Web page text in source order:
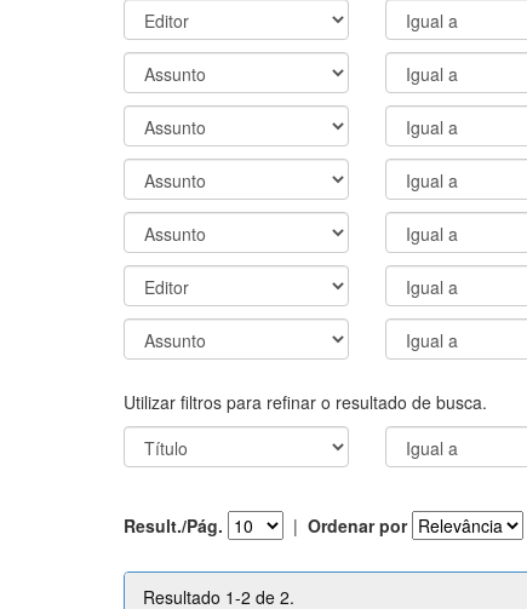
Utilizar filtros para refinar o resultado de busca.
Result./Pág. | Ordenar por
Resultado 1-2 de 2.